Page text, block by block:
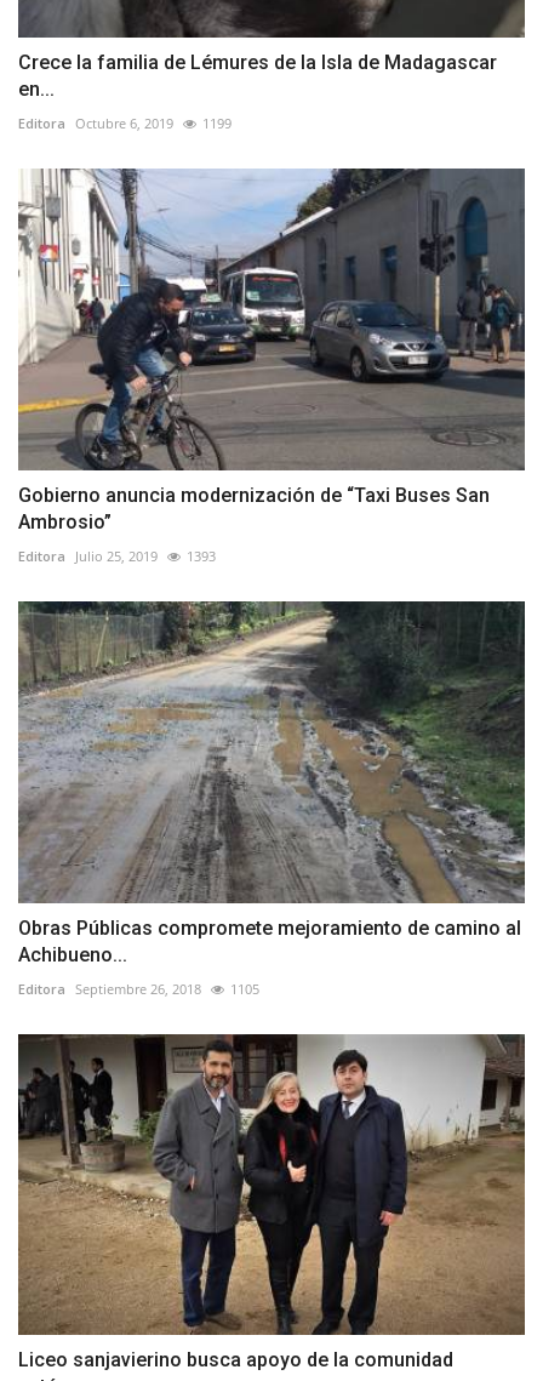
Crece la familia de Lémures de la Isla de Madagascar
en...
Editora Octubre 6, 2019 1199
Gobierno anuncia modernización de “Taxi Buses San
Ambrosio”
Editora Julio 25, 2019 1393
Obras Públicas compromete mejoramiento de camino al
Achibueno...
Editora Septiembre 26, 2018 1105
Liceo sanjavierino busca apoyo de la comunidad